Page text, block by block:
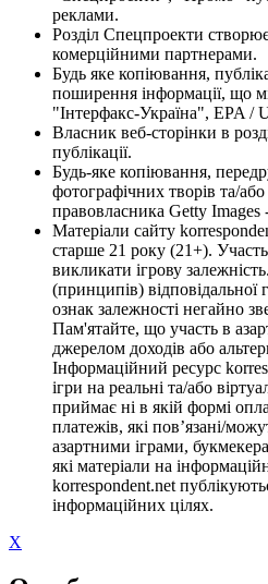
реклами.
Розділ Спецпроекти
комерційними партнерами.
Будь яке копіювання,
поширення інформації, що
"Інтерфакс-Україна", EPA /
Власник веб-сторінки в
публікації.
Будь-яке копіювання,
фотографічних творів та/або
правовласника Getty Images
Матеріали сайту
старше 21 року (21+).
викликати ігрову
(принципів)
ознак залежності негайно
Пам'ятайте, що участь в
джерелом доходів або
Інформаційний ресурс
ігри на реальні та/або
приймає ні в якій формі
платежів, які пов’язані/
азартними іграми,
які матеріали на
korrespondent.net
інформаційних цілях.
X